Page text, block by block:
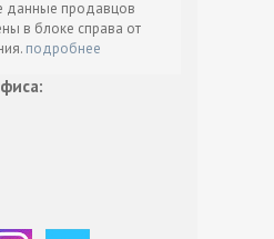
данные продавцов
в блоке справа от
подробнее